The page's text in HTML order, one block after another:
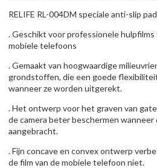
RELIFE RL-004DM speciale anti-slip
. Geschikt voor professionele
mobiele telefoons
. Gemaakt van hoogwaardige
grondstoffen, die een goede
wanneer ze worden uitgerekt.
. Het ontwerp voor het graven van
de camera beter beschermen wanneer
aangebracht.
. Fijn concave en convex ontwerp
de film van de mobiele telefoon niet.